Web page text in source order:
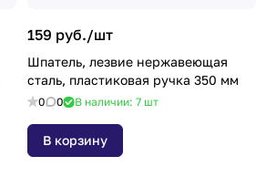
159 руб./шт
Шпатель, лезвие нержавеющая
сталь, пластиковая ручка 350 мм
0 0 В наличии: 7 шт
В корзину